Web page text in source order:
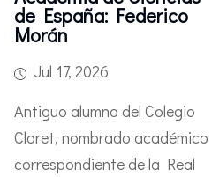
de España: Federico
Morán
Jul 17, 2026
Antiguo alumno del Colegio
Claret, nombrado académico
correspondiente de la Real